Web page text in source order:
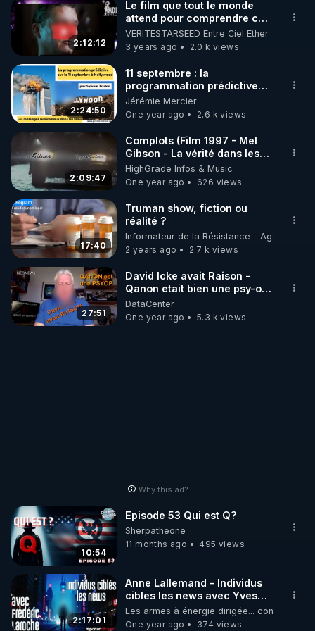
2:12:12
Le film que tout le monde
attend pour comprendre ce
qui se passe en coulisse-
Trump & L'alliance & Q
VERITESTARSEED Entre Ciel Ether
3 years ago
2.0 k views
2:24:50
11 septembre : la
programmation prédictive
dans les films hollywoodiens
Jérémie Mercier
One year ago
2.6 k views
2:09:47
Complots (Film 1997 - Mel
Gibson - La vérité dans les
films)
HighGrade Infos & Music
One year ago
626 views
17:40
Truman show, fiction ou
réalité ?
Informateur de la Résistance - Agent de
2 years ago
2.7 k views
27:51
David Icke avait Raison -
Qanon etait bien une psy-op
- Video Censuree Youtube
VF
DataCenter
One year ago
5.3 k views
Why this ad?
10:54
Episode 53 Qui est Q?
Sherpatheone
11 months ago
495 views
2:17:01
Anne Lallemand - Individus
cibles les news avec Yves
Couvreur et Frederic
Laroche
Les armes à énergie dirigée... contre nous
One year ago
374 views